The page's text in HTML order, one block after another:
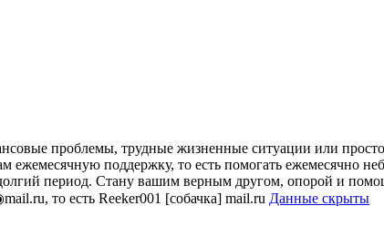
проблемы, трудные жизненные ситуации или
ежемесячную поддержку, то есть помогать
период. Стану вашим верным другом, опорой и
то есть Reeker001 [собачка] mail.ru Данные скрыты